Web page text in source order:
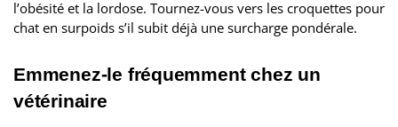
l’obésité et la lordose. Tournez-vous vers les croquettes pour
chat en surpoids s’il subit déjà une surcharge pondérale.
Emmenez-le fréquemment chez un
vétérinaire